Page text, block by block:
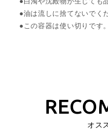
●油は流しに捨てないでく
●この容器は使い切りです。
オス